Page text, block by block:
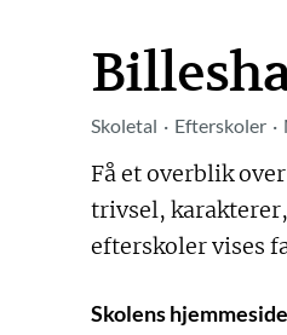
Skoletal Efterskoler
Få et overblik
trivsel,
efterskoler vises
Skolens hjemmeside